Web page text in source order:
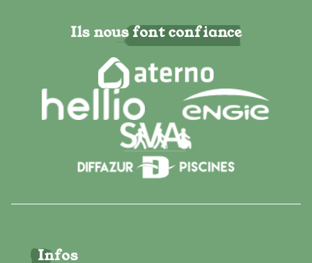
Ils nous font confiance
Infos